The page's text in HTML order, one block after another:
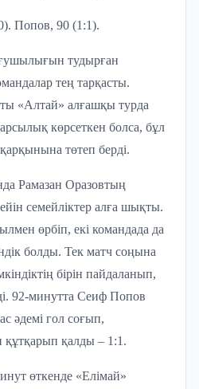
. Попов, 90 (1:1).
тудырған
тең тарқасты.
«Алтай» алғашқы турда
көрсеткен болса, бұл
төтеп берді.
Рамазан Оразовтың
семейліктер алға шықты.
өрбіп, екі командада да
болды. Тек матч соңына
бірін пайдаланып,
92-минутта Сеиф Попов
әдемі гол соғып,
құтқарып қалды – 1:1.
өткенде «Елімай»